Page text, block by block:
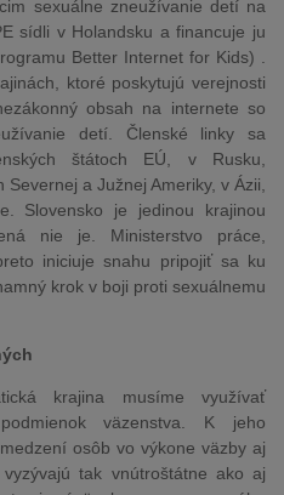
sexuálne zneužívanie detí na
sídli v Holandsku a financuje ju
Better Internet for Kids) .
ktoré poskytujú verejnosti
obsah na internete so
detí. Členské linky sa
štátoch EÚ, v Rusku,
a Južnej Ameriky, v Ázii,
Slovensko je jedinou krajinou
nie je. Ministerstvo práce,
iniciuje snahu pripojiť sa ku
krok v boji proti sexuálnemu
krajina musíme využívať
väzenstva. K jeho
osôb vo výkone väzby aj
tak vnútroštátne ako aj